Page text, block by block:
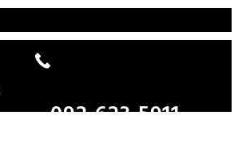
092-623-5911